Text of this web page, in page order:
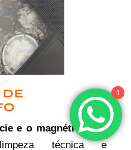
DE
e o magnético das
técnica e
1